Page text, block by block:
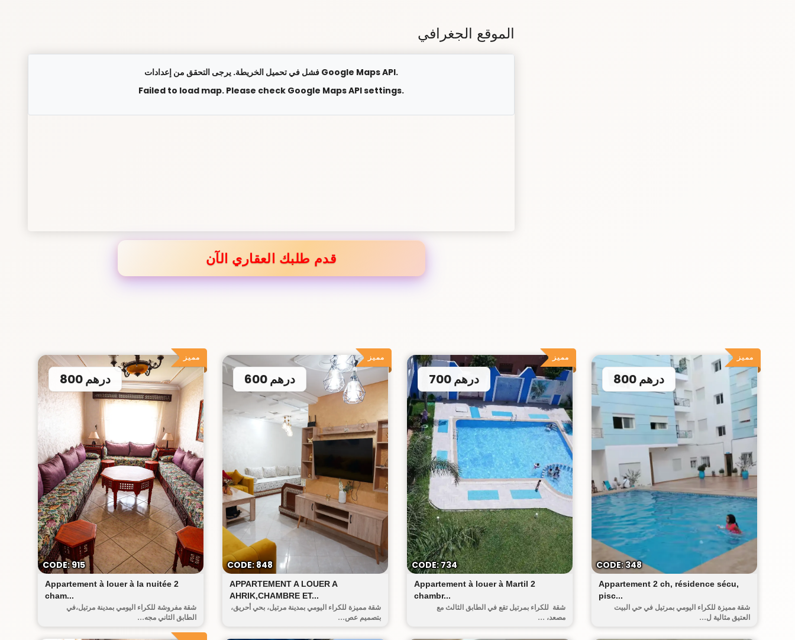
الموقع الجغرافي
فشل في تحميل الخريطة. يرجى التحقق من إعدادات Google Maps API.
Failed to load map. Please check Google Maps API settings.
قدم طلبك العقاري الآن
مميز
أحريق
Appartement à louer à la nuitée 2
cham...
800 درهم
شقة مفروشة للكراء اليومي بمدينة مرتيل،في
الطابق الثاني مجه...
CODE: 915
مميز
أحريق
APPARTEMENT A LOUER A
AHRIK,CHAMBRE ET...
600 درهم
شقة مميزة للكراء اليومي بمدينة مرتيل، بحي أحريق،
بتصميم عص...
CODE: 848
مميز
البيت العتيق
Appartement à louer à Martil 2
chambr...
700 درهم
شقة للكراء بمرتيل تقع في الطابق الثالث مع
مصعد، ...
CODE: 734
مميز
Appartement 2 ch, résidence sécu,
pisc...
800 درهم
شقة مميزة للكراء اليومي بمرتيل في حي البيت
العتيق مثالية ل...
CODE: 348